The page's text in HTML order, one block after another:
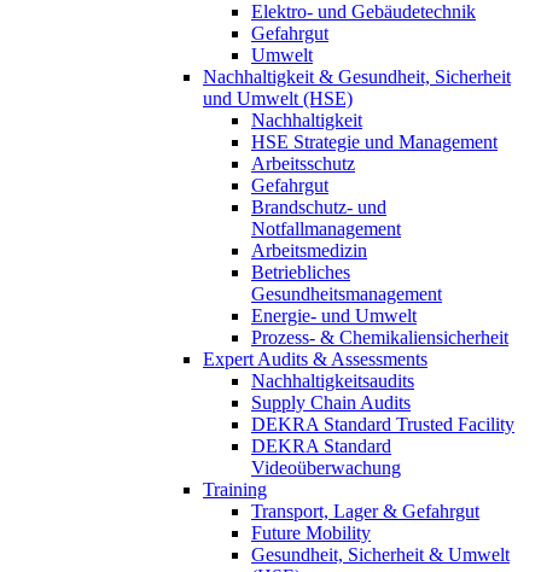
Elektro- und Gebäudetechnik
Gefahrgut
Umwelt
Nachhaltigkeit & Gesundheit, Sicherheit
und Umwelt (HSE)
Nachhaltigkeit
HSE Strategie und Management
Arbeitsschutz
Gefahrgut
Brandschutz- und
Notfallmanagement
Arbeitsmedizin
Betriebliches
Gesundheitsmanagement
Energie- und Umwelt
Prozess- & Chemikaliensicherheit
Expert Audits & Assessments
Nachhaltigkeitsaudits
Supply Chain Audits
DEKRA Standard Trusted Facility
DEKRA Standard
Videoüberwachung
Training
Transport, Lager & Gefahrgut
Future Mobility
Gesundheit, Sicherheit & Umwelt